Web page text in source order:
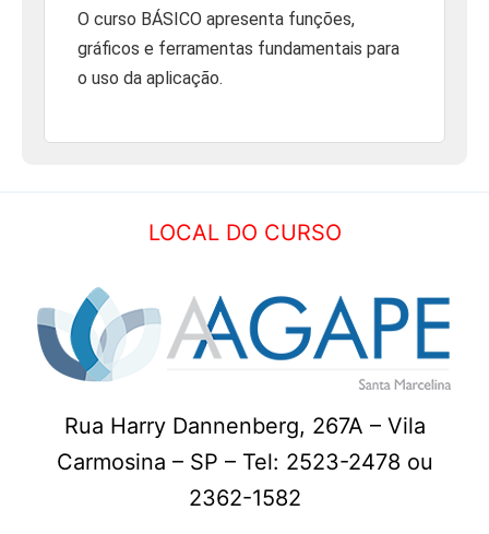
O curso BÁSICO apresenta funções,
gráficos e ferramentas fundamentais para
o uso da aplicação.
LOCAL DO CURSO
Rua Harry Dannenberg, 267A – Vila
Carmosina – SP – Tel: 2523-2478 ou
2362-1582